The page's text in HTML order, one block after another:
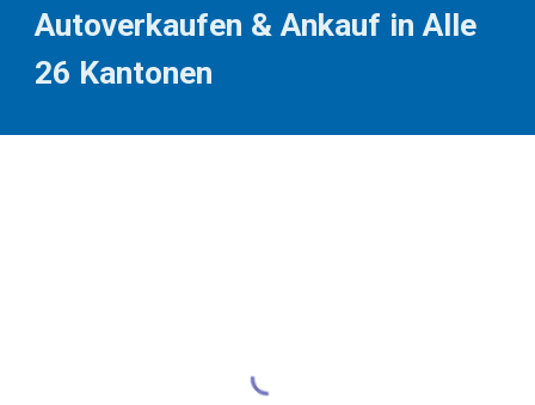
Autoverkaufen & Ankauf in Alle
26 Kantonen